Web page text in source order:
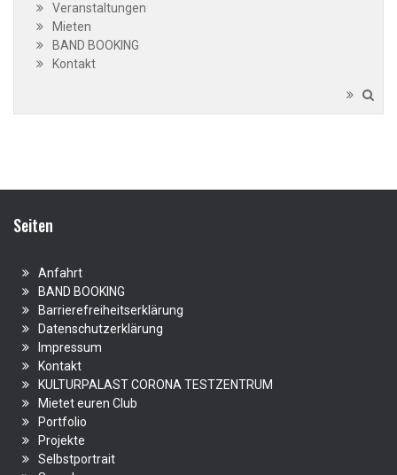
Veranstaltungen
Mieten
BAND BOOKING
Kontakt
Seiten
Anfahrt
BAND BOOKING
Barrierefreiheitserklärung
Datenschutzerklärung
Impressum
Kontakt
KULTURPALAST CORONA TESTZENTRUM
Mietet euren Club
Portfolio
Projekte
Selbstportrait